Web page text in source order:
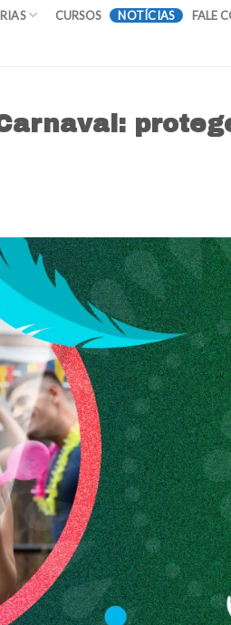
CURSOS NOTÍCIAS
FALE